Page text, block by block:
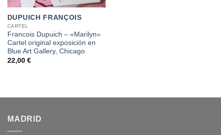
DUPUICH FRANÇOIS
CARTEL
Francois Dupuich – «Marilyn»
Cartel original exposición en
Blue Art Gallery, Chicago
22,00 €
MADRID